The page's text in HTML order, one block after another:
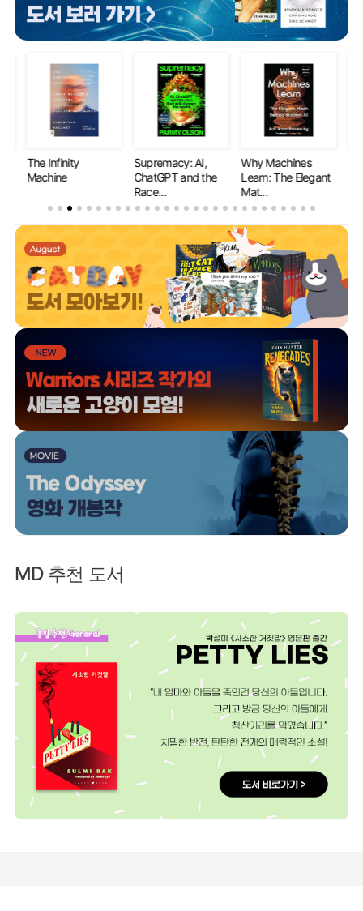
The Infinity
Machine
Supremacy: AI,
ChatGPT and the
Race...
Why Machines
Learn: The Elegant
Mat...
MD 추천 도서